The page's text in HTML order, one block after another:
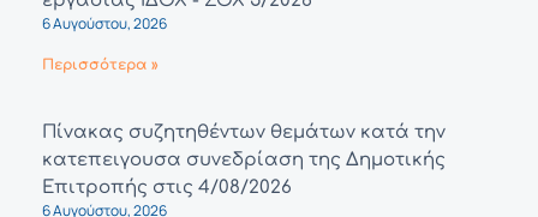
6 Αυγούστου, 2026
Περισσότερα »
Πίνακας συζητηθέντων θεμάτων κατά την
κατεπειγουσα συνεδρίαση της Δημοτικής
Επιτροπής στις 4/08/2026
6 Αυγούστου, 2026